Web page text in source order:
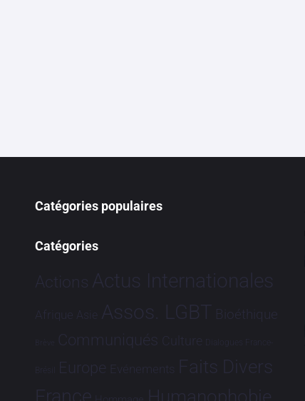
Catégories populaires
Catégories
Actions Actus Internationales
Afrique Asie Assos. LGBT Bioéthique
Brève Communiqués Culture Dialogues France-
Brésil Europe Evénements Faits Divers
Humanophobie